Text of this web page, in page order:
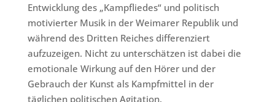
Entwicklung des „Kampfliedes“ und politisch
motivierter Musik in der Weimarer Republik und
während des Dritten Reiches differenziert
aufzuzeigen. Nicht zu unterschätzen ist dabei die
emotionale Wirkung auf den Hörer und der
Gebrauch der Kunst als Kampfmittel in der
täglichen politischen Agitation.